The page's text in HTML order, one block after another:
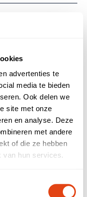
advertenties te
media te bieden
Ook delen we
site met onze
en analyse. Deze
met andere
of die ze hebben
van hun services.